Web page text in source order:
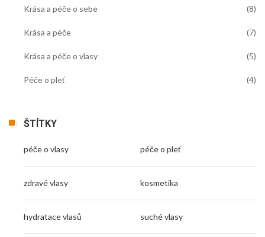
Krása a péče o sebe (8)
Krása a péče (7)
Krása a péče o vlasy (5)
Péče o pleť (4)
ŠTÍTKY
péče o vlasy péče o pleť
zdravé vlasy kosmetika
hydratace vlasů suché vlasy